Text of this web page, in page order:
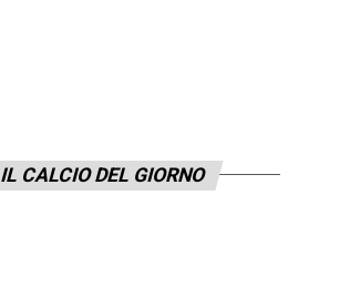
IL CALCIO DEL GIORNO